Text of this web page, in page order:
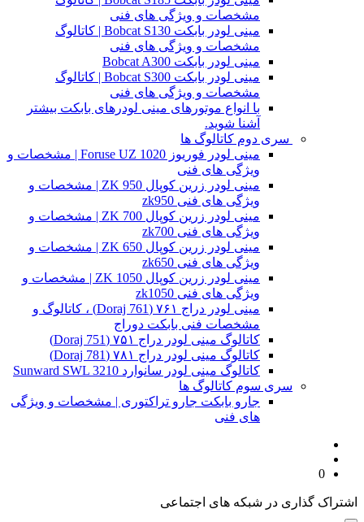
مشخصات و ویژگی های فنی
مینی لودر بابکت Bobcat S130 | کاتالوگ
مشخصات و ویژگی های فنی
مینی لودر بابکت Bobcat A300
مینی لودر بابکت Bobcat S300 | کاتالوگ
مشخصات و ویژگی های فنی
با انواع موتورهای مینی لودرهای بابکت بیشتر
آشنا شوید.
سری دوم کاتالوگ ها
مینی لودر فوریوز Foruse UZ 1020 | مشخصات و
ویژگی های فنی
مینی لودر زرین کوپال ZK 950 | مشخصات و
ویژگی های فنی zk950
مینی لودر زرین کوپال ZK 700 | مشخصات و
ویژگی های فنی zk700
مینی لودر زرین کوپال ZK 650 | مشخصات و
ویژگی های فنی zk650
مینی لودر زرین کوپال ZK 1050 | مشخصات و
ویژگی های فنی zk1050
مینی لودر دراج ۷۶۱ (Doraj 761) ، کاتالوگ و
مشخصات فنی بابکت دوراج
کاتالوگ مینی لودر دراج ۷۵۱ (Doraj 751)
کاتالوگ مینی لودر دراج ۷۸۱ (Doraj 781)
کاتالوگ مینی لودر سانوارد Sunward SWL 3210
سری سوم کاتالوگ ها
جارو بابکت جارو تراکتوری | مشخصات و ویژگی
های فنی
0
اشتراک گذاری در شبکه های اجتماعی